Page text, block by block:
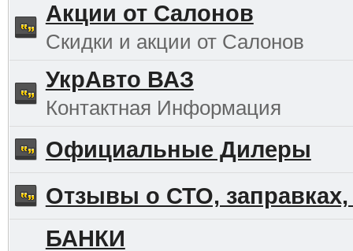
Акции от Салонов
Скидки и акции от Салонов
УкрАвто ВАЗ
Контактная Информация
Официальные Дилеры
Отзывы о СТО, заправках,
БАНКИ